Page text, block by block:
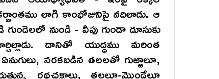
లాగి కాంభోజునిపై వదిలాడు. ఆ
నుండి - వీపు గుండా దూసుకు
దానితో యుద్ధము మరింత
నరకబడిన తలలతో గుఱ్ఱాలూ,
రథచక్రాలు, తలలూ-మొండేలూ